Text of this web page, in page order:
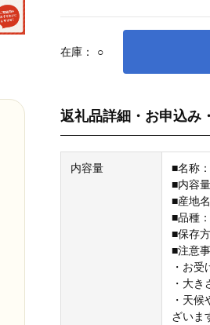
在庫： ○
返礼品詳細・お申込み
内容量
■名称
■内容
■産地
■品種
■保存
■注意事
・お
・大
・天
ざいま